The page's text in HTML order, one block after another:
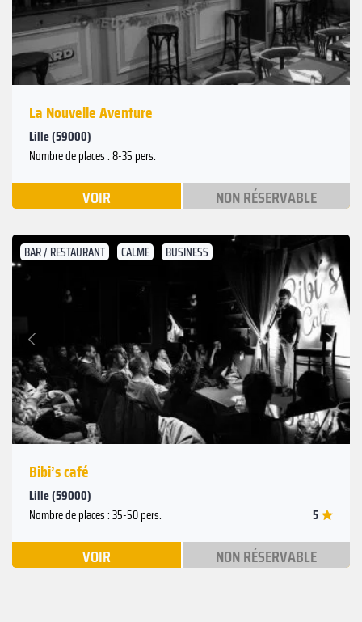
La Nouvelle Aventure
Lille (59000)
Nombre de places : 8-35 pers.
VOIR NON RÉSERVABLE
BAR / RESTAURANT CALME BUSINESS
Précédent
Suivant
Bibi’s café
Lille (59000)
Nombre de places : 35-50 pers. 5
VOIR NON RÉSERVABLE